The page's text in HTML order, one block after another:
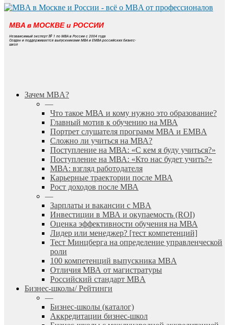
MBA в МОСКВЕ и РОССИИ
Независимый эксперт № 1 по MBA в России с 2004 года
Создан и поддерживается выпускниками MBA и EMBA российских бизнес-
школ
search
Menu
Зачем MBA?
—
Что такое МВА и кому нужно это образование?
Главный мотив к обучению на МВА
Портрет слушателя программ МВА и EMBA
Сложно ли учиться на МВА?
Поступление на МВА: «С кем я буду учиться?»
Поступление на МВА: «Кто нас будет учить?»
МВА: взгляд работодателя
Карьерные траектории после МВА
Рост доходов после МВА
—
Зарплаты и вакансии с MBA
Инвестиции в МВА и окупаемость (ROI)
Оценка эффективности обучения на МВА
Лидер или менеджер? [тест компетенций]
Тест Минцберга на определение управленческой
роли
100 компетенций выпускника MBA
Отличия МВА от магистратуры
Российский стандарт MBA
Бизнес-школы/ Рейтинги
—
Бизнес-школы (каталог)
Аккредитации бизнес-школ